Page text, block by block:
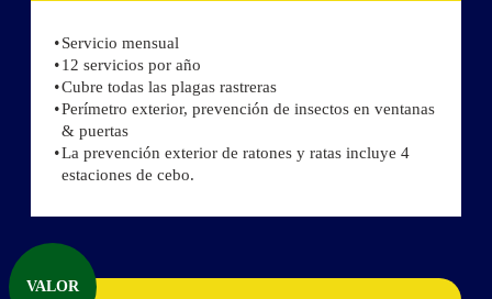
Servicio mensual
12 servicios por año
Cubre todas las plagas rastreras
Perímetro exterior, prevención de insectos en ventanas
& puertas
La prevención exterior de ratones y ratas incluye 4
estaciones de cebo.
VALOR